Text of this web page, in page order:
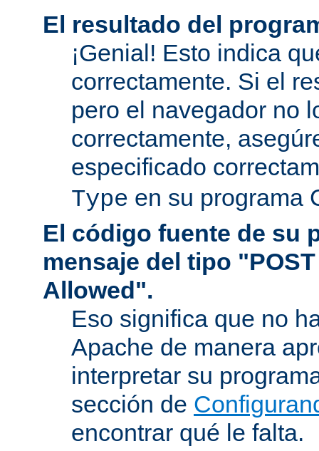
El resultado del
¡Genial! Esto indica
correctamente. Si el
pero el navegador no
correctamente,
especificado
Type en su programa
El código fuente de su
mensaje del tipo
Allowed".
Eso significa que no
Apache de manera
interpretar su
sección de
encontrar qué le falta.